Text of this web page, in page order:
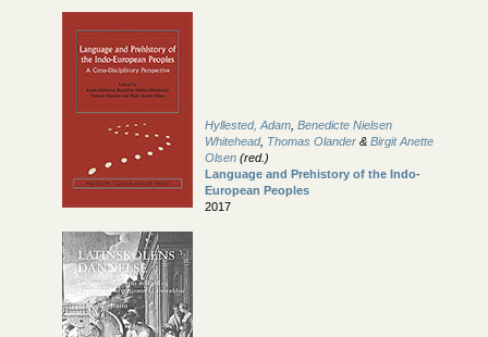
Hyllested, Adam Benedicte Nielsen
Whitehead, Thomas Olander & Birgit Anette
Olsen (red.)
Language and Prehistory of the Indo-
European Peoples
2017